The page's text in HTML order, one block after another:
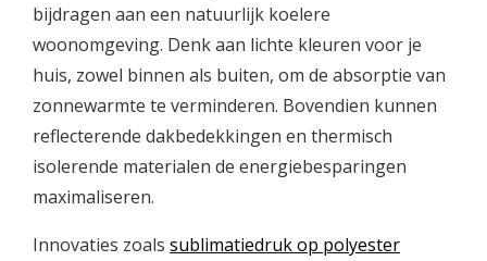
bijdragen aan een natuurlijk koelere
woonomgeving. Denk aan lichte kleuren voor je
huis, zowel binnen als buiten, om de absorptie van
zonnewarmte te verminderen. Bovendien kunnen
reflecterende dakbedekkingen en thermisch
isolerende materialen de energiebesparingen
maximaliseren.
Innovaties zoals sublimatiedruk op polyester